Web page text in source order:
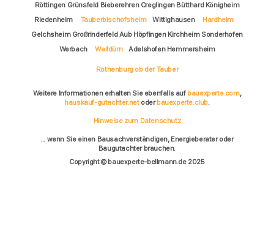
Röttingen Grünsfeld Bieberehren Creglingen Bütthard Königheim
Riedenheim
Tauberbischofsheim Wittighausen
Hardheim
Gelchsheim Großrinderfeld Aub Höpfingen Kirchheim Sonderhofen
Werbach
Walldürn Adelshofen Hemmersheim
Rothenburg ob der Tauber
Weitere Informationen erhalten Sie ebenfalls auf bauexperte.com,
hauskauf-gutachter.netoderbauexperte.club.
Hinweise zum Datenschutz
... wenn Sie einen Bausachverständigen, Energieberater oder
Baugutachter brauchen.
Copyright © bauexperte-bellmann.de 2025